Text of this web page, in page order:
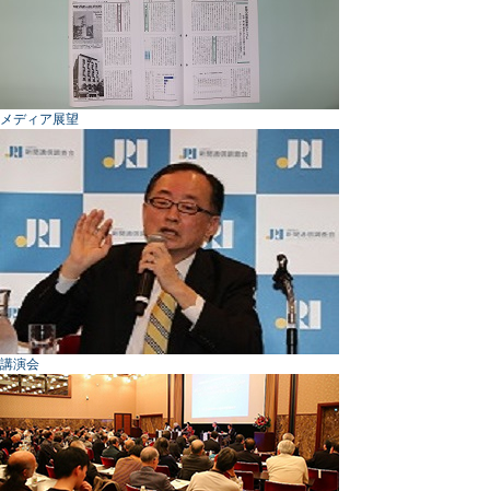
メディア展望
講演会